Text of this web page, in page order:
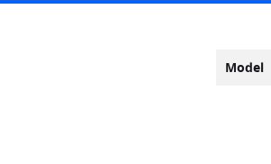
Model